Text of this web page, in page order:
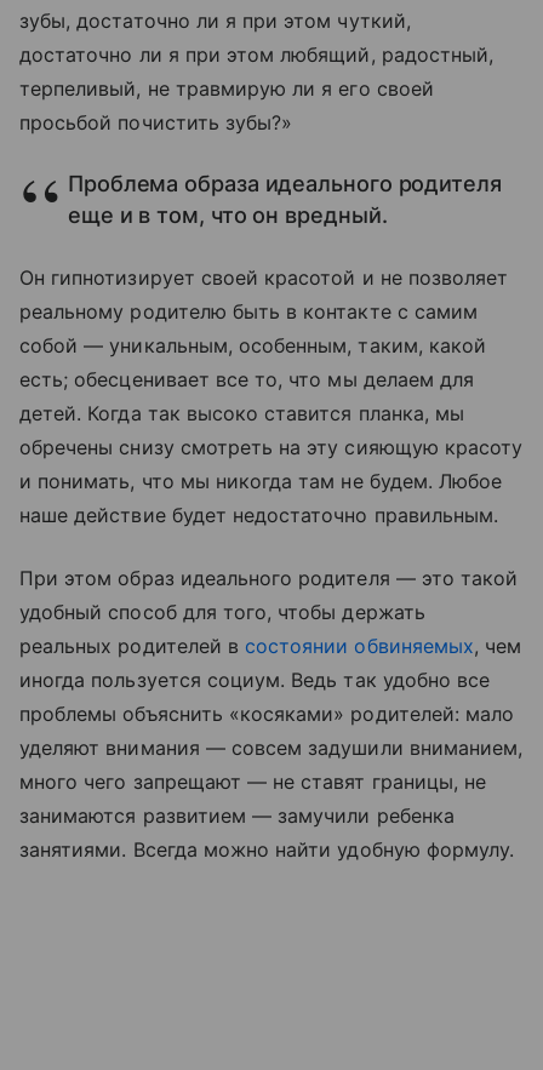
зубы, достаточно ли я при этом чуткий,
достаточно ли я при этом любящий, радостный,
терпеливый, не травмирую ли я его своей
просьбой почистить зубы?»
Проблема образа идеального родителя
еще и в том, что он вредный.
Он гипнотизирует своей красотой и не позволяет
реальному родителю быть в контакте с самим
собой — уникальным, особенным, таким, какой
есть; обесценивает все то, что мы делаем для
детей. Когда так высоко ставится планка, мы
обречены снизу смотреть на эту сияющую красоту
и понимать, что мы никогда там не будем. Любое
наше действие будет недостаточно правильным.
При этом образ идеального родителя — это такой
удобный способ для того, чтобы держать
реальных родителей в состоянии обвиняемых, чем
иногда пользуется социум. Ведь так удобно все
проблемы объяснить «косяками» родителей: мало
уделяют внимания — совсем задушили вниманием,
много чего запрещают — не ставят границы, не
занимаются развитием — замучили ребенка
занятиями. Всегда можно найти удобную формулу.